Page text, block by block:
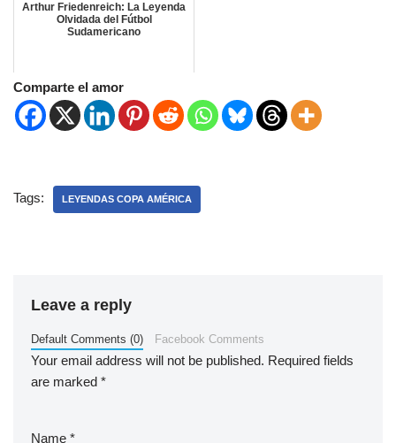
Arthur Friedenreich: La Leyenda
Olvidada del Fútbol
Sudamericano
Comparte el amor
Tags: LEYENDAS COPA AMÉRICA
Leave a reply
Default Comments (0) Facebook Comments
Your email address will not be published. Required fields
are marked *
Name *